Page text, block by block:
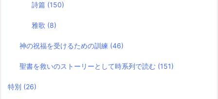
詩篇 (150)
雅歌 (8)
神の祝福を受けるための訓練 (46)
聖書を救いのストーリーとして時系列で読む (151)
特別 (26)